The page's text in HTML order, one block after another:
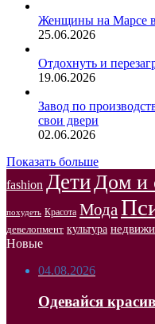
Женщины на Марсе в
25.06.2026
Отдохнуть и
19.06.2026
Завод по
свои двери
02.06.2026
Показать больше
fashion ДетиДом и
похудеть Красота Мода
девелопмент культура
Новые
04.08.2026
Одевайся